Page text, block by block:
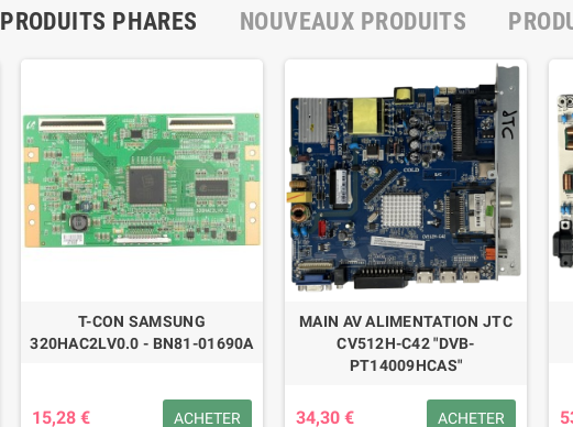
PRODUITS PHARES NOUVEAUX PRODUITS
T-CON SAMSUNG
320HAC2LV0.0 - BN81-01690A
15,28 € ACHETER
MAIN AV ALIMENTATION JTC
CV512H-C42 "DVB-
PT14009HCAS"
34,30 € ACHETER